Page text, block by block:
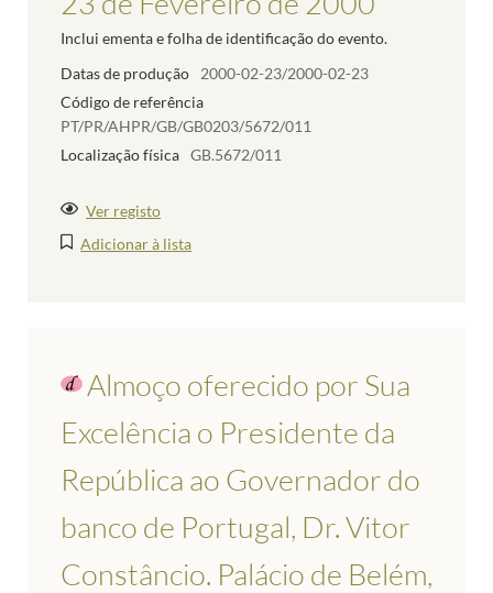
Inclui ementa e folha de identificação do evento.
Datas de produção
2000-02-23/2000-02-23
Código de referência
PT/PR/AHPR/GB/GB0203/5672/011
Localização física GB.5672/011
Ver registo
Adicionar à lista
Almoço oferecido por Sua
Excelência o Presidente da
República ao Governador do
banco de Portugal, Dr. Vitor
Constâncio. Palácio de Belém,